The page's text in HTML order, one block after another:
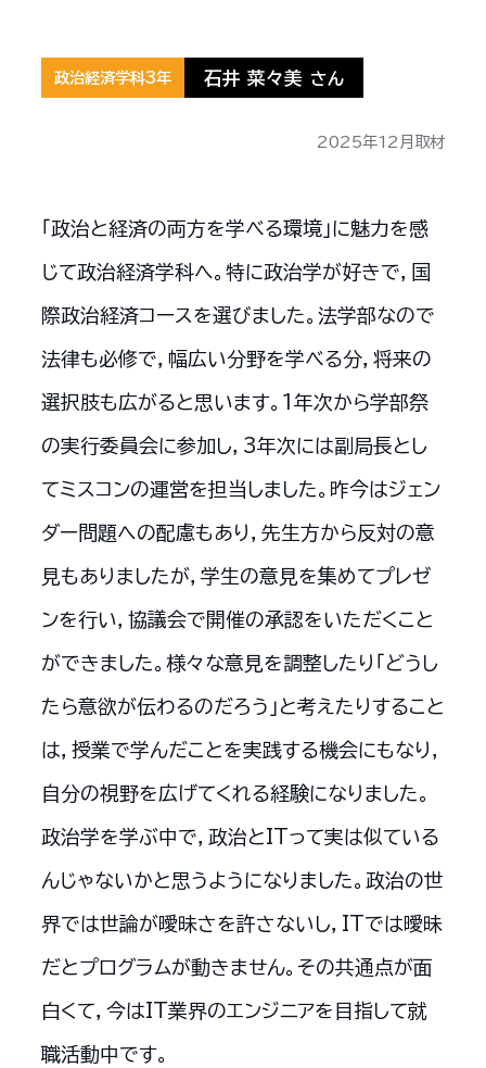
政治経済学科3年 石井 菜々美 さん
2025年12月取材
「政治と経済の両方を学べる環境」に魅力を感
じて政治経済学科へ。特に政治学が好きで，国
際政治経済コースを選びました。法学部なので
法律も必修で，幅広い分野を学べる分，将来の
選択肢も広がると思います。1年次から学部祭
の実行委員会に参加し，3年次には副局長とし
てミスコンの運営を担当しました。昨今はジェン
ダー問題への配慮もあり，先生方から反対の意
見もありましたが，学生の意見を集めてプレゼ
ンを行い，協議会で開催の承認をいただくこと
ができました。様々な意見を調整したり「どうし
たら意欲が伝わるのだろう」と考えたりすること
は，授業で学んだことを実践する機会にもなり，
自分の視野を広げてくれる経験になりました。
政治学を学ぶ中で，政治とITって実は似ている
んじゃないかと思うようになりました。政治の世
界では世論が曖昧さを許さないし，ITでは曖昧
だとプログラムが動きません。その共通点が面
白くて，今はIT業界のエンジニアを目指して就
職活動中です。